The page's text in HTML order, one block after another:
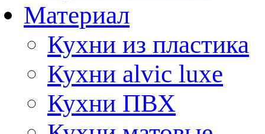
Материал
Кухни из пластика
Кухни alvic luxe
Кухни ПВХ